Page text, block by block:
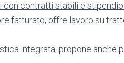
con contratti stabili e
fatturato, offre lavoro su
integrata, propone anche